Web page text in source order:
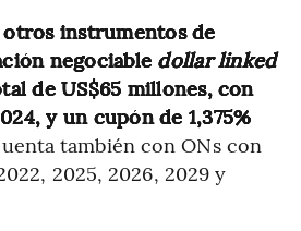
instrumentos de
negociable dollar linked
de US$65 millones, con
y un cupón de 1,375%
también con ONs con
2025, 2026, 2029 y